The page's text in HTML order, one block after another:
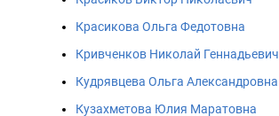
Красикова Ольга Федотовна
Кривченков Николай Геннадьевич
Кудрявцева Ольга Александровна
Кузахметова Юлия Маратовна